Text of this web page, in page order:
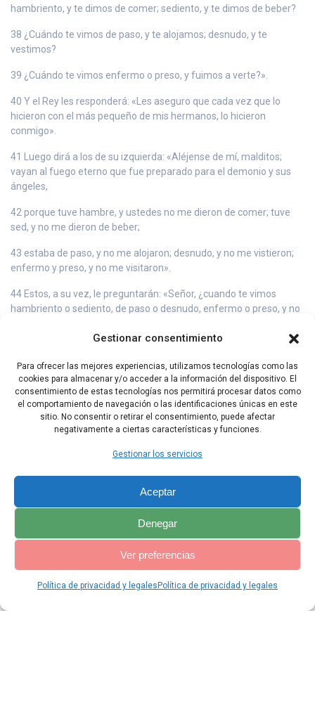
Gestionar consentimiento
Para ofrecer las mejores experiencias, utilizamos tecnologías como las
cookies para almacenar y/o acceder a la información del dispositivo. El
consentimiento de estas tecnologías nos permitirá procesar datos como
el comportamiento de navegación o las identificaciones únicas en este
sitio. No consentir o retirar el consentimiento, puede afectar
negativamente a ciertas características y funciones.
Gestionar los servicios
Aceptar
Denegar
Ver preferencias
Política de privacidad y legales Política de privacidad y legales
hambriento, y te dimos de comer; sediento, y te dimos de beber?
38 ¿Cuándo te vimos de paso, y te alojamos; desnudo, y te
vestimos?
39 ¿Cuándo te vimos enfermo o preso, y fuimos a verte?».
40 Y el Rey les responderá: «Les aseguro que cada vez que lo
hicieron con el más pequeño de mis hermanos, lo hicieron
conmigo».
41 Luego dirá a los de su izquierda: «Aléjense de mí, malditos;
vayan al fuego eterno que fue preparado para el demonio y sus
ángeles,
42 porque tuve hambre, y ustedes no me dieron de comer; tuve
sed, y no me dieron de beber;
43 estaba de paso, y no me alojaron; desnudo, y no me vistieron;
enfermo y preso, y no me visitaron».
44 Estos, a su vez, le preguntarán: «Señor, ¿cuando te vimos
hambriento o sediento, de paso o desnudo, enfermo o preso, y no
hicieron con el más pequeño de mis hermanos, tampoco lo
hicieron conmigo».
46 Estos irán al castigo eterno, y los justos a la Vida eterna».
Capítulo Anterior Capítulo Siguiente